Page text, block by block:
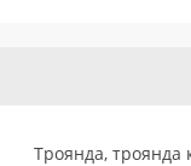
Троянда, троянда